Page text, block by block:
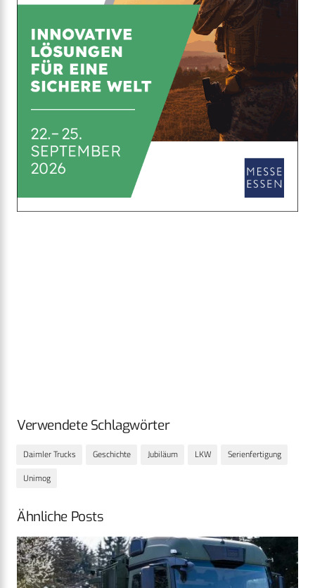
Verwendete Schlagwörter
Daimler Trucks Geschichte Jubiläum LKW
Serienfertigung
Unimog
Ähnliche Posts